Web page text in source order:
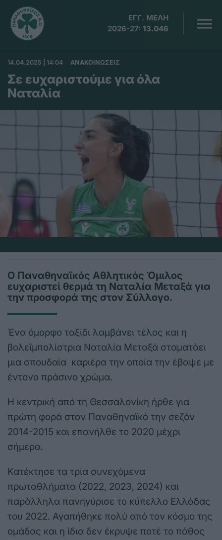
ΕΓΓ. ΜΕΛΗ
2026-27: 13.046
14.04.2025 | 14:04 ΑΝΑΚΟΙΝΩΣΕΙΣ
Σε ευχαριστούμε για όλα
Ναταλία
Ο Παναθηναϊκός Αθλητικός Όμιλος
ευχαριστεί θερμά τη Ναταλία Μεταξά για
την προσφορά της στον Σύλλογο.
Ένα όμορφο ταξίδι λαμβάνει τέλος και η
βολεϊμπολίστρια Ναταλία Μεταξά σταματάει
μια σπουδαία καριέρα την οποία την έβαψε με
έντονο πράσινο χρώμα.
Η κεντρική από τη Θεσσαλονίκη ήρθε για
πρώτη φορά στον Παναθηναϊκό την σεζόν
2014-2015 και επανήλθε το 2020 μέχρι
σήμερα.
Κατέκτησε τα τρία συνεχόμενα
πρωταθλήματα (2022, 2023, 2024) και
παράλληλα πανηγύρισε το κύπελλο Ελλάδας
του 2022. Αγαπήθηκε πολύ από τον κόσμο της
ομάδας και η ίδια δεν έκρυψε ποτέ το πάθος